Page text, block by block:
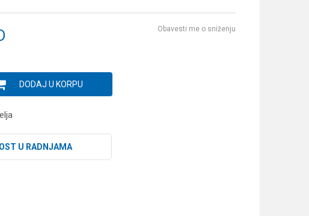
Obavesti me o sniženju
DODAJ U KORPU
U RADNJAMA